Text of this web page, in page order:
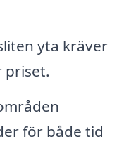
yta kräver
priset.
för både tid